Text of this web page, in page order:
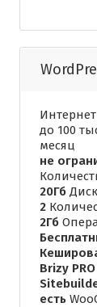
до 100
месяц
не
20Гб
2
2Гб
Brizy
есть